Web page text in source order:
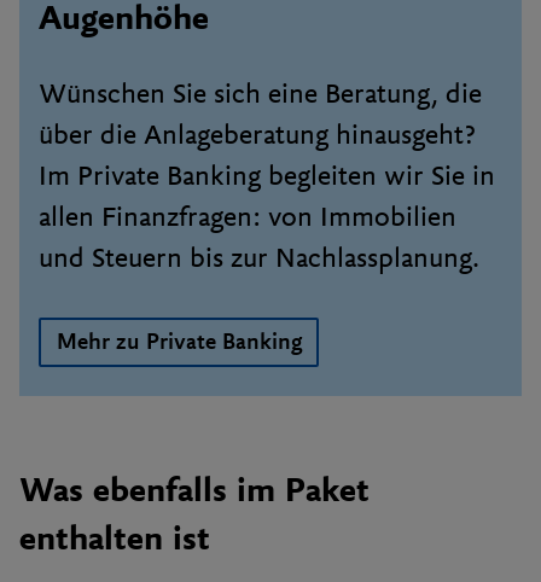
Augenhöhe
Wünschen Sie sich eine Beratung, die
über die Anlageberatung hinausgeht?
Im Private Banking begleiten wir Sie in
allen Finanzfragen: von Immobilien
und Steuern bis zur Nachlassplanung.
Mehr zu Private Banking
Was ebenfalls im Paket
enthalten ist